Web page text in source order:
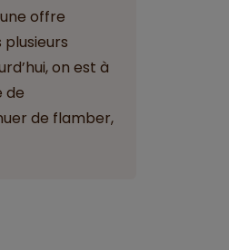
offre
plusieurs
on est à
de
de flamber,